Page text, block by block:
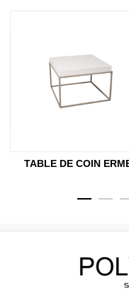
TABLE DE COIN